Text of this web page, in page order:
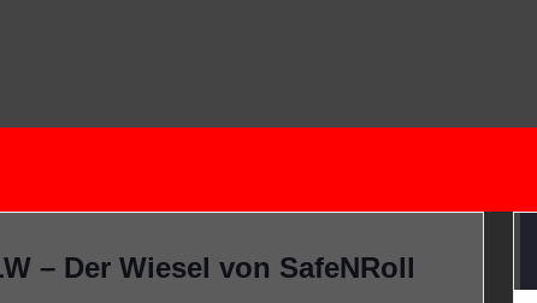
– Der Wiesel von SafeNRoll